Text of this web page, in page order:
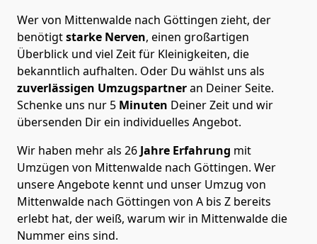
Wer von Mittenwalde nach Göttingen zieht, der
benötigtstarke Nerven, einen großartigen
Überblick und viel Zeit für Kleinigkeiten, die
bekanntlich aufhalten. Oder Du wählst uns als
zuverlässigen Umzugspartneran Deiner Seite.
Schenke uns nur 5 Minuten Deiner Zeit und wir
übersenden Dir ein individuelles Angebot.
Wir haben mehr als 26 Jahre Erfahrung mit
Umzügen von Mittenwalde nach Göttingen. Wer
unsere Angebote kennt und unser Umzug von
Mittenwalde nach Göttingen von A bis Z bereits
erlebt hat, der weiß, warum wir in Mittenwalde die
Nummer eins sind.